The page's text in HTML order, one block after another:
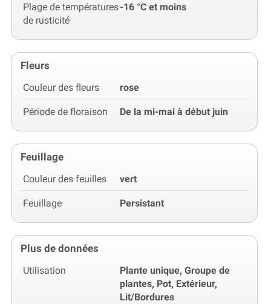
Plage de températures
de rusticité
-16 °C et moins
Fleurs
Couleur des fleurs rose
Période de floraison De la mi-mai à début juin
Feuillage
Couleur des feuilles vert
Feuillage Persistant
Plus de données
Utilisation
Plante unique, Groupe de
plantes, Pot, Extérieur,
Lit/Bordures